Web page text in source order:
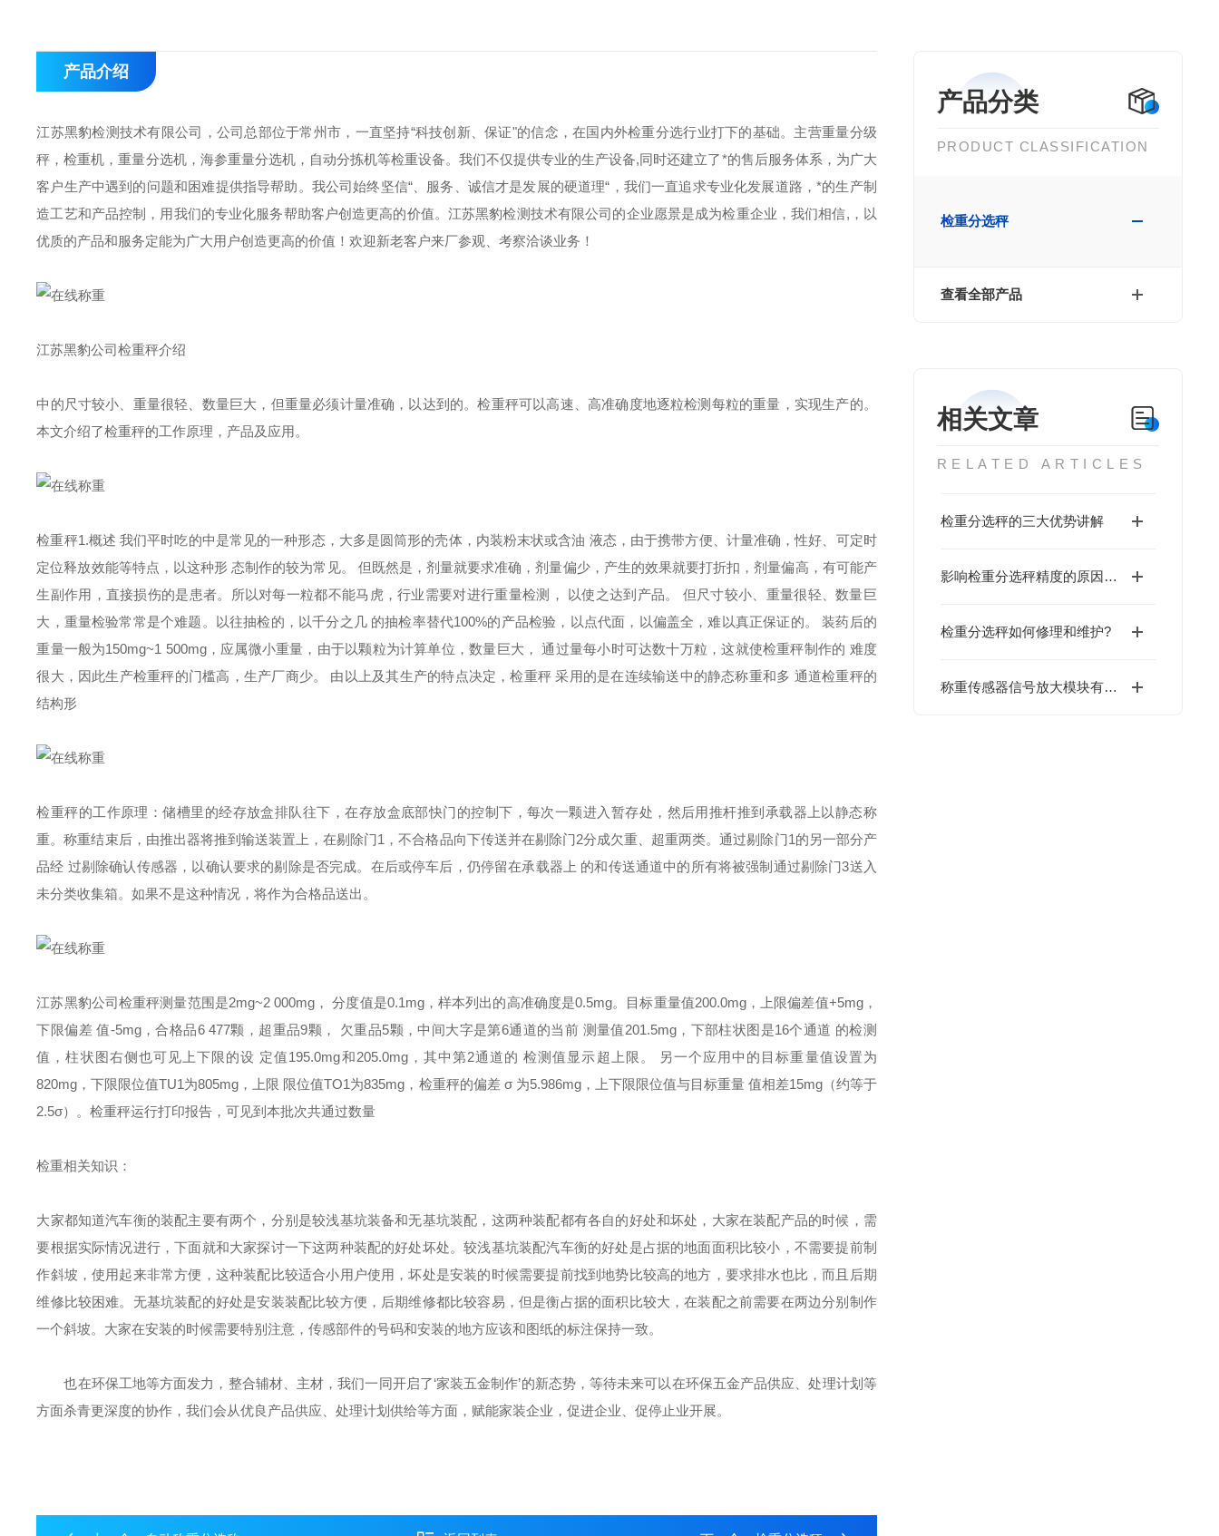
产品分类
PRODUCT CLASSIFICATION
检重分选秤
查看全部产品
相关文章
RELATED ARTICLES
检重分选秤的三大优势讲解
影响检重分选秤精度的原因有哪几点？
检重分选秤如何修理和维护?
称重传感器信号放大模块有什么作用？
产品介绍
江苏黑豹检测技术有限公司，公司总部位于常州市，一直坚持“科技创新、保证"的信念，在国内外检重分选行业打下的基础。主营重量分级
秤，检重机，重量分选机，海参重量分选机，自动分拣机等检重设备。我们不仅提供专业的生产设备,同时还建立了*的售后服务体系，为广大
客户生产中遇到的问题和困难提供指导帮助。我公司始终坚信“、服务、诚信才是发展的硬道理“，我们一直追求专业化发展道路，*的生产制
造工艺和产品控制，用我们的专业化服务帮助客户创造更高的价值。江苏黑豹检测技术有限公司的企业愿景是成为检重企业，我们相信,，以
优质的产品和服务定能为广大用户创造更高的价值！欢迎新老客户来厂参观、考察洽谈业务！
江苏黑豹公司检重秤介绍
中的尺寸较小、重量很轻、数量巨大，但重量必须计量准确，以达到的。检重秤可以高速、高准确度地逐粒检测每粒的重量，实现生产的。
本文介绍了检重秤的工作原理，产品及应用。
检重秤1.概述 我们平时吃的中是常见的一种形态，大多是圆筒形的壳体，内装粉末状或含油 液态，由于携带方便、计量准确，性好、可定时
定位释放效能等特点，以这种形 态制作的较为常见。 但既然是，剂量就要求准确，剂量偏少，产生的效果就要打折扣，剂量偏高，有可能产
生副作用，直接损伤的是患者。所以对每一粒都不能马虎，行业需要对进行重量检测， 以使之达到产品。 但尺寸较小、重量很轻、数量巨
大，重量检验常常是个难题。以往抽检的，以千分之几 的抽检率替代100%的产品检验，以点代面，以偏盖全，难以真正保证的。 装药后的
重量一般为150mg~1 500mg，应属微小重量，由于以颗粒为计算单位，数量巨大， 通过量每小时可达数十万粒，这就使检重秤制作的 难度
很大，因此生产检重秤的门槛高，生产厂商少。 由以上及其生产的特点决定，检重秤 采用的是在连续输送中的静态称重和多 通道检重秤的
结构形
检重秤的工作原理：储槽里的经存放盒排队往下，在存放盒底部快门的控制下，每次一颗进入暂存处，然后用推杆推到承载器上以静态称
重。称重结束后，由推出器将推到输送装置上，在剔除门1，不合格品向下传送并在剔除门2分成欠重、超重两类。通过剔除门1的另一部分产
品经 过剔除确认传感器，以确认要求的剔除是否完成。在后或停车后，仍停留在承载器上 的和传送通道中的所有将被强制通过剔除门3送入
未分类收集箱。如果不是这种情况，将作为合格品送出。
江苏黑豹公司检重秤测量范围是2mg~2 000mg， 分度值是0.1mg，样本列出的高准确度是0.5mg。目标重量值200.0mg，上限偏差值+5mg，
下限偏差 值-5mg，合格品6 477颗，超重品9颗， 欠重品5颗，中间大字是第6通道的当前 测量值201.5mg，下部柱状图是16个通道 的检测
值，柱状图右侧也可见上下限的设 定值195.0mg和205.0mg，其中第2通道的 检测值显示超上限。 另一个应用中的目标重量值设置为
820mg，下限限位值TU1为805mg，上限 限位值TO1为835mg，检重秤的偏差 σ 为5.986mg，上下限限位值与目标重量 值相差15mg（约等于
2.5σ）。检重秤运行打印报告，可见到本批次共通过数量
检重相关知识：
大家都知道汽车衡的装配主要有两个，分别是较浅基坑装备和无基坑装配，这两种装配都有各自的好处和坏处，大家在装配产品的时候，需
要根据实际情况进行，下面就和大家探讨一下这两种装配的好处坏处。较浅基坑装配汽车衡的好处是占据的地面面积比较小，不需要提前制
作斜坡，使用起来非常方便，这种装配比较适合小用户使用，坏处是安装的时候需要提前找到地势比较高的地方，要求排水也比，而且后期
维修比较困难。无基坑装配的好处是安装装配比较方便，后期维修都比较容易，但是衡占据的面积比较大，在装配之前需要在两边分别制作
一个斜坡。大家在安装的时候需要特别注意，传感部件的号码和安装的地方应该和图纸的标注保持一致。
也在环保工地等方面发力，整合辅材、主材，我们一同开启了‘家装五金制作’的新态势，等待未来可以在环保五金产品供应、处理计划等
方面杀青更深度的协作，我们会从优良产品供应、处理计划供给等方面，赋能家装企业，促进企业、促停止业开展。